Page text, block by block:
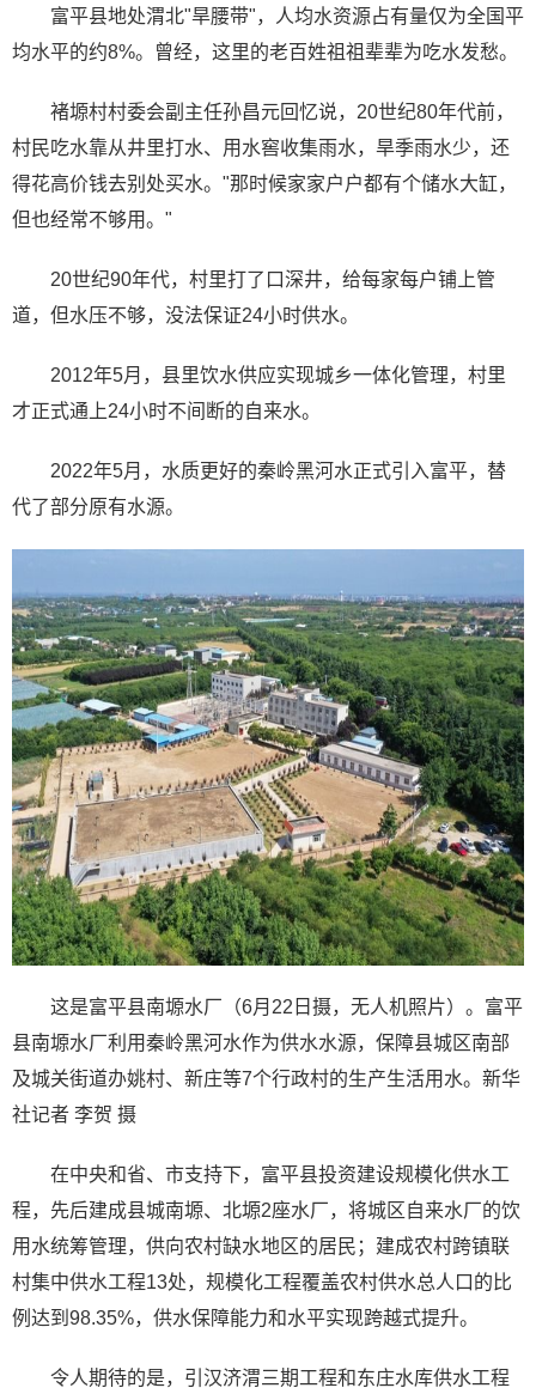
富平县地处渭北"旱腰带"，人均水资源占有量仅为全国平
均水平的约8%。曾经，这里的老百姓祖祖辈辈为吃水发愁。
褚塬村村委会副主任孙昌元回忆说，20世纪80年代前，
村民吃水靠从井里打水、用水窖收集雨水，旱季雨水少，还
得花高价钱去别处买水。"那时候家家户户都有个储水大缸，
但也经常不够用。"
20世纪90年代，村里打了口深井，给每家每户铺上管
道，但水压不够，没法保证24小时供水。
2012年5月，县里饮水供应实现城乡一体化管理，村里
才正式通上24小时不间断的自来水。
2022年5月，水质更好的秦岭黑河水正式引入富平，替
代了部分原有水源。
这是富平县南塬水厂（6月22日摄，无人机照片）。富平
县南塬水厂利用秦岭黑河水作为供水水源，保障县城区南部
及城关街道办姚村、新庄等7个行政村的生产生活用水。新华
社记者 李贺 摄
在中央和省、市支持下，富平县投资建设规模化供水工
程，先后建成县城南塬、北塬2座水厂，将城区自来水厂的饮
用水统筹管理，供向农村缺水地区的居民；建成农村跨镇联
村集中供水工程13处，规模化工程覆盖农村供水总人口的比
例达到98.35%，供水保障能力和水平实现跨越式提升。
令人期待的是，引汉济渭三期工程和东庄水库供水工程